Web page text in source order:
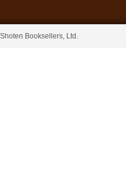
Booksellers, Ltd.